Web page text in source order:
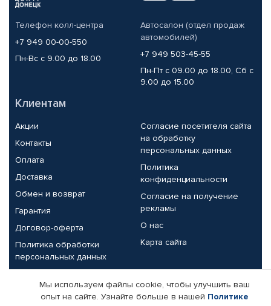
Телефон колл-центра
+7 949 00-00-550
Пн-Вс с 9.00 до 18.00
Автосалон (отдел продаж
автомобилей)
+7 949 503-45-55
Пн-Пт с 09.00 до 18.00, Сб с
9.00 до 15.00
Клиентам
Акции
Контакты
Оплата
Доставка
Обмен и возврат
Гарантия
Договор-оферта
Политика обработки
персональных данных
Согласие посетителя сайта
на обработку
персональных данных
Политика
конфиденциальности
Согласие на получение
рекламы
О нас
Карта сайта
Партнерам
Мы используем файлы cookie, чтобы улучшить ваш
опыт на сайте. Узнайте больше в нашей Политике